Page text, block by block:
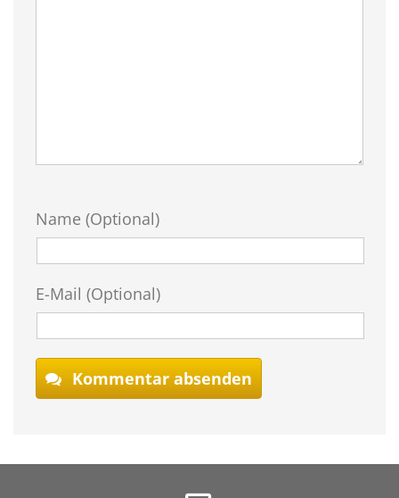
Name (Optional)
E-Mail (Optional)
Kommentar absenden